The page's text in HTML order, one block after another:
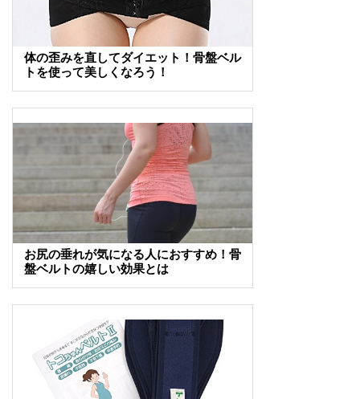
体の歪みを直してダイエット！骨盤ベル
トを使って美しくなろう！
お尻の垂れが気になる人におすすめ！骨
盤ベルトの嬉しい効果とは